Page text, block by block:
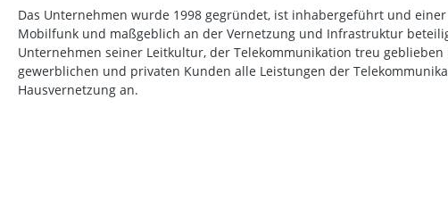
Das Unternehmen wurde 1998 gegründet, ist inhabergeführt und
Mobilfunk und maßgeblich an der Vernetzung und Infrastruktur
Unternehmen seiner Leitkultur, der Telekommunikation treu
gewerblichen und privaten Kunden alle Leistungen der
Hausvernetzung an.